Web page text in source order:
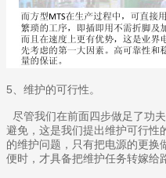
5、维护的可行性。
尽管我们在前面四步做足了功
避免，这是我们提出维护可行性
的维护问题，只有把电源的更换
便时，才具备把维护任务转嫁给